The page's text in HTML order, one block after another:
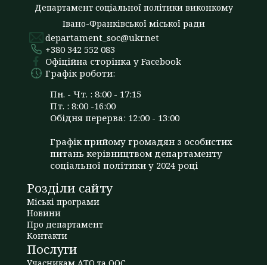
Департамент соціальної політики виконкому
Івано-Франківської міської ради
departament_soc@ukr.net
+380 342 552 083
Офіційна сторінка у Facebook
Графік роботи:
Пн. - Чт. : 8:00 - 17:15
Пт. : 8:00 -16:00
Обідня перерва: 12:00 - 13:00
Графік прийому громадян з особистих
питань керівництвом департаменту
соціальної політики у 2024 році
Розділи сайту
Міські програми
Новини
Про департамент
Контакти
Послуги